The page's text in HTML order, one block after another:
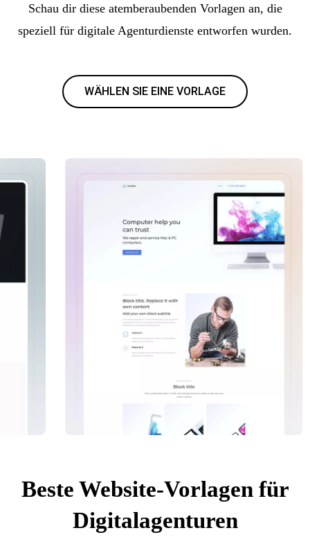
Schau dir diese atemberaubenden Vorlagen an, die
speziell für digitale Agenturdienste entworfen wurden.
WÄHLEN SIE EINE VORLAGE
Beste Website-Vorlagen für
Digitalagenturen